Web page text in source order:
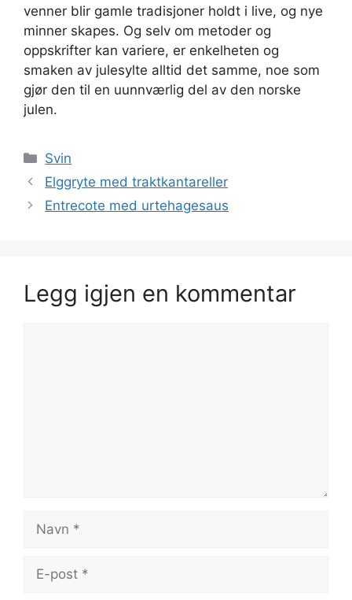
venner blir gamle tradisjoner holdt i live, og nye
minner skapes. Og selv om metoder og
oppskrifter kan variere, er enkelheten og
smaken av julesylte alltid det samme, noe som
gjør den til en uunnværlig del av den norske
julen.
Kategorier
Svin
Elggryte med traktkantareller
Entrecote med urtehagesaus
Legg igjen en kommentar
post